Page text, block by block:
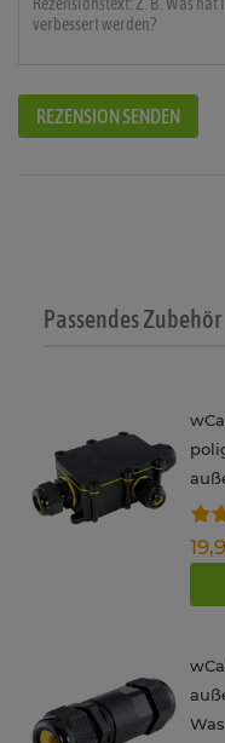
REZENSION SENDEN
Passendes Zubehör
12